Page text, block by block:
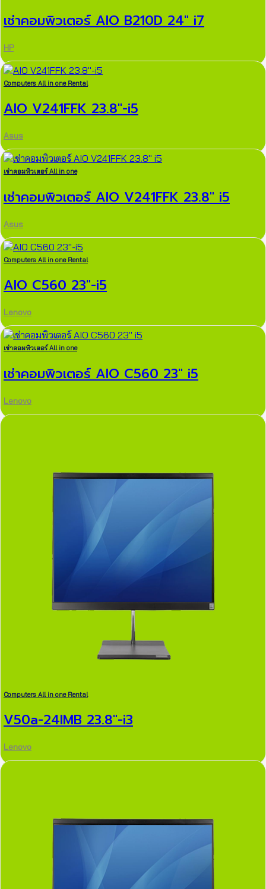
เช่าคอมพิวเตอร์ AIO B210D 24″ i7
HP
Computers All in one Rental
AIO V241FFK 23.8″-i5
Asus
เช่าคอมพิวเตอร์ All in one
เช่าคอมพิวเตอร์ AIO V241FFK 23.8″ i5
Asus
Computers All in one Rental
AIO C560 23″-i5
Lenovo
เช่าคอมพิวเตอร์ All in one
เช่าคอมพิวเตอร์ AIO C560 23″ i5
Lenovo
Computers All in one Rental
V50a-24IMB 23.8″-i3
Lenovo